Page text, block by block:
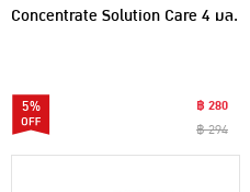
Concentrate Solution Care 4 มล.
5%
฿ 280
฿ 294